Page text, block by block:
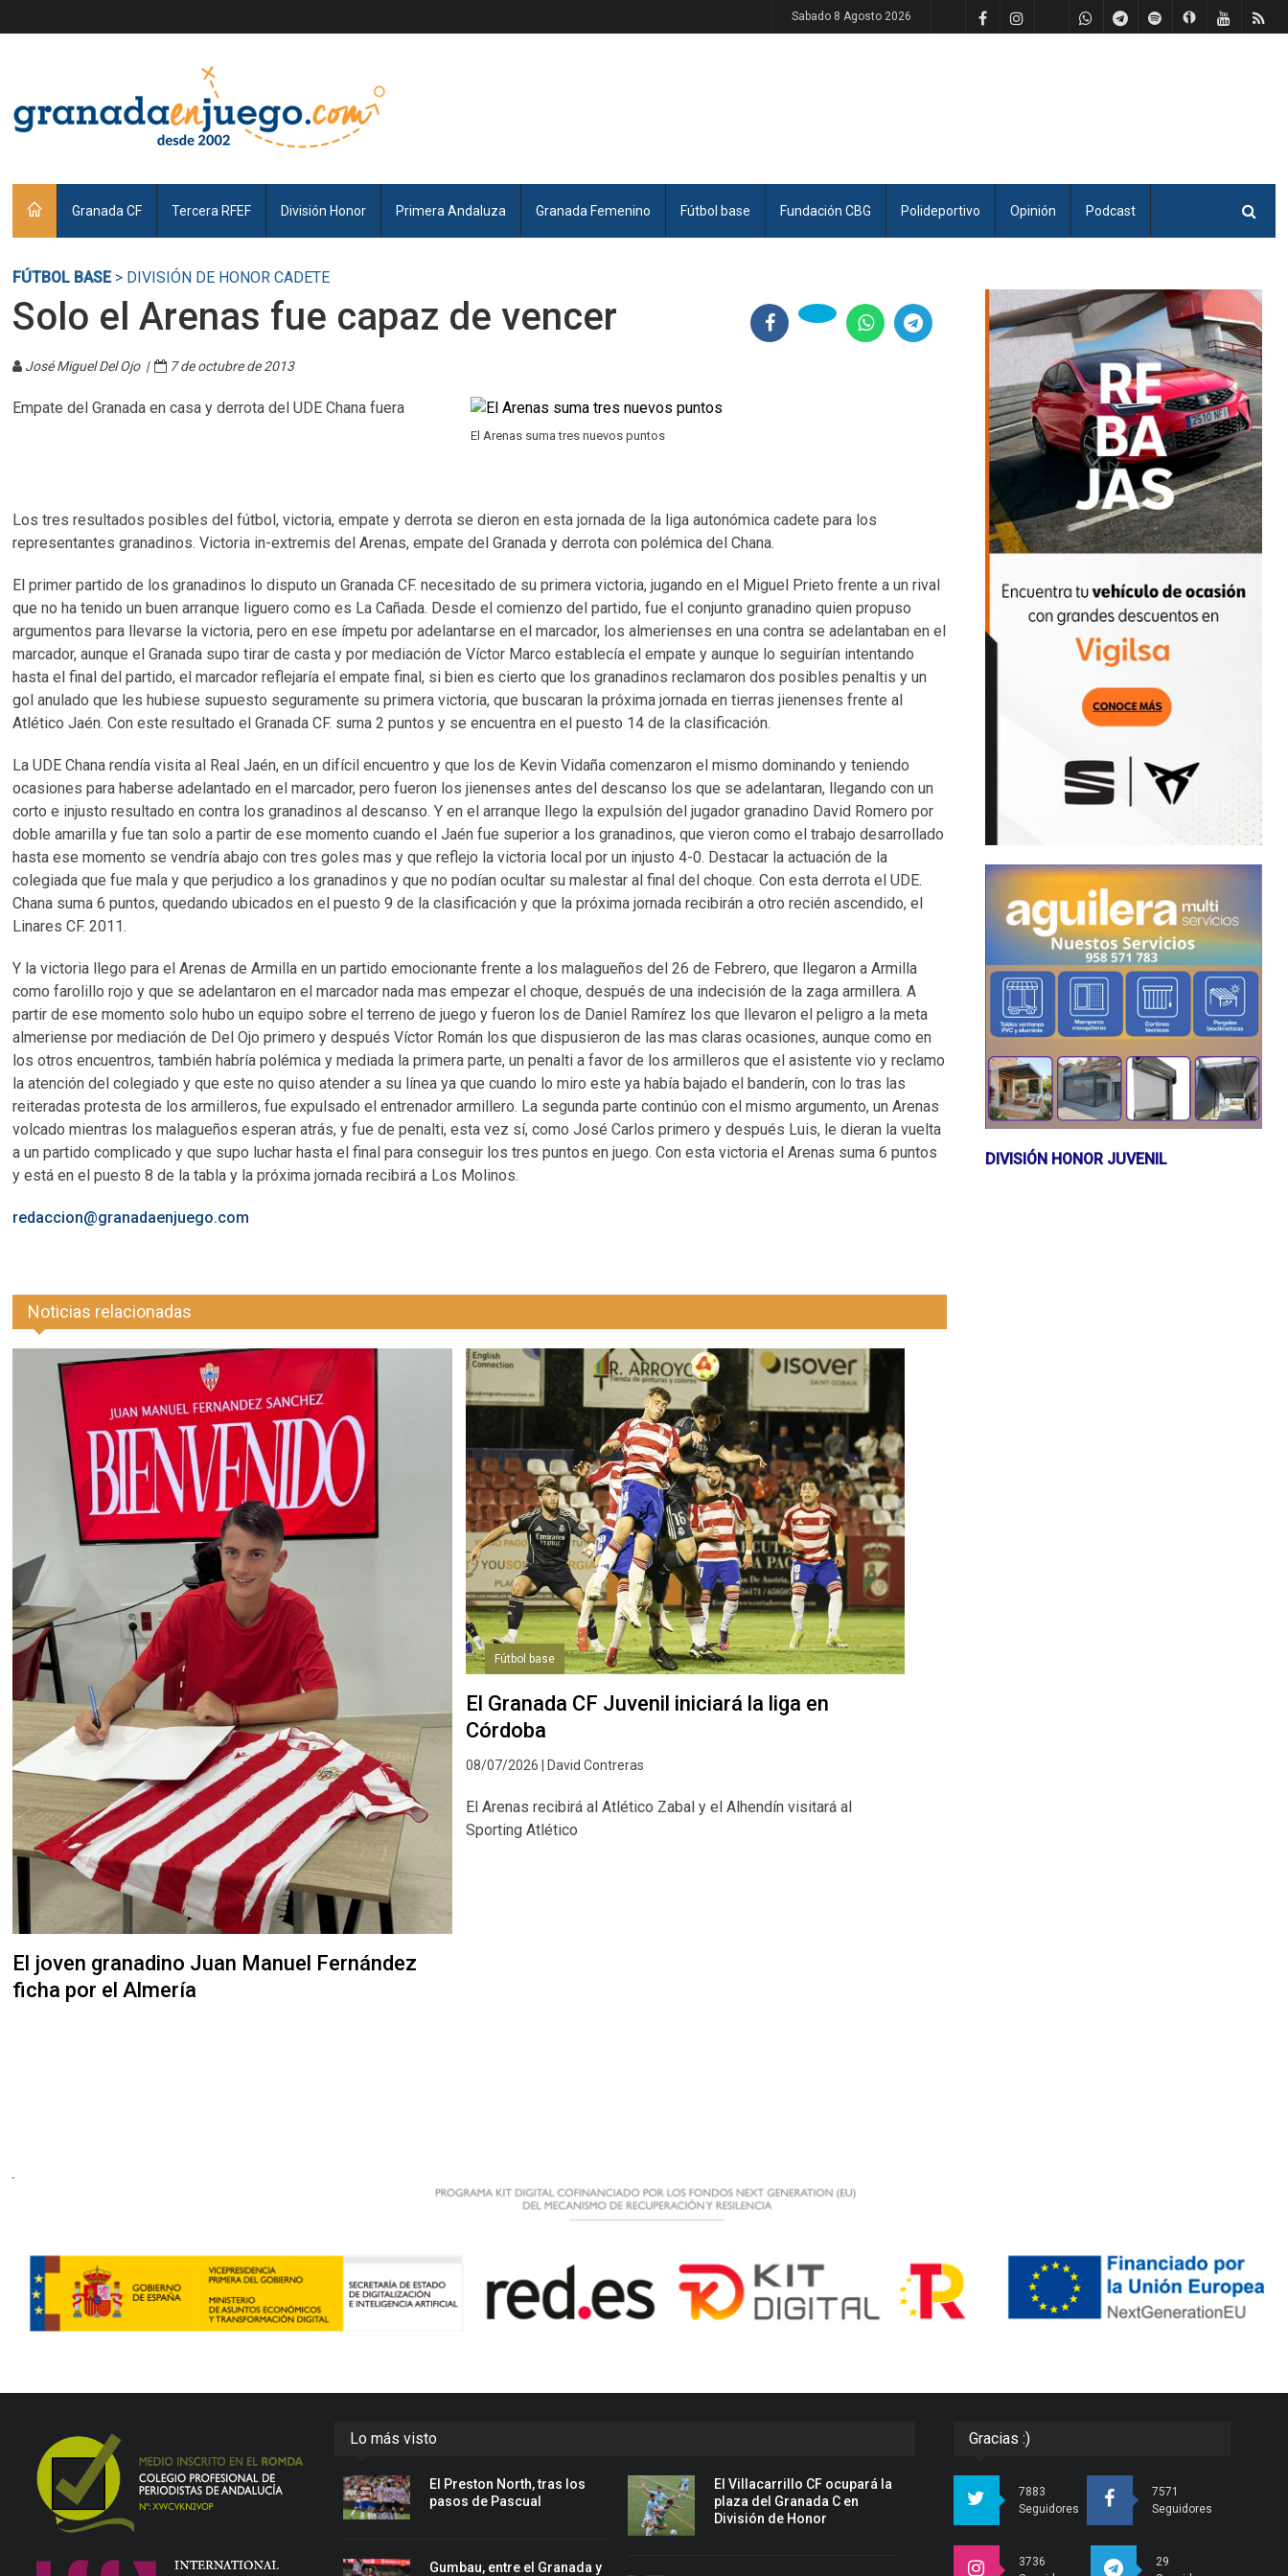
Sabado 8 Agosto 2026
Granada CF Tercera RFEF División Honor Primera Andaluza Granada Femenino Fútbol base Fundación CBG Polideportivo Opinión Podcast
FÚTBOL BASE> DIVISIÓN DE HONOR CADETE
Solo el Arenas fue capaz de vencer
José Miguel Del Ojo | 7 de octubre de 2013
El Arenas suma tres nuevos puntos
Empate del Granada en casa y derrota del UDE Chana fuera
Los tres resultados posibles del fútbol, victoria, empate y derrota se dieron en esta jornada de la liga autonómica cadete para los
representantes granadinos. Victoria in-extremis del Arenas, empate del Granada y derrota con polémica del Chana.
El primer partido de los granadinos lo disputo un Granada CF. necesitado de su primera victoria, jugando en el Miguel Prieto frente a un rival
que no ha tenido un buen arranque liguero como es La Cañada. Desde el comienzo del partido, fue el conjunto granadino quien propuso
argumentos para llevarse la victoria, pero en ese ímpetu por adelantarse en el marcador, los almerienses en una contra se adelantaban en el
marcador, aunque el Granada supo tirar de casta y por mediación de Víctor Marco establecía el empate y aunque lo seguirían intentando
hasta el final del partido, el marcador reflejaría el empate final, si bien es cierto que los granadinos reclamaron dos posibles penaltis y un
gol anulado que les hubiese supuesto seguramente su primera victoria, que buscaran la próxima jornada en tierras jienenses frente al
Atlético Jaén. Con este resultado el Granada CF. suma 2 puntos y se encuentra en el puesto 14 de la clasificación.
La UDE Chana rendía visita al Real Jaén, en un difícil encuentro y que los de Kevin Vidaña comenzaron el mismo dominando y teniendo
ocasiones para haberse adelantado en el marcador, pero fueron los jienenses antes del descanso los que se adelantaran, llegando con un
corto e injusto resultado en contra los granadinos al descanso. Y en el arranque llego la expulsión del jugador granadino David Romero por
doble amarilla y fue tan solo a partir de ese momento cuando el Jaén fue superior a los granadinos, que vieron como el trabajo desarrollado
hasta ese momento se vendría abajo con tres goles mas y que reflejo la victoria local por un injusto 4-0. Destacar la actuación de la
colegiada que fue mala y que perjudico a los granadinos y que no podían ocultar su malestar al final del choque. Con esta derrota el UDE.
Chana suma 6 puntos, quedando ubicados en el puesto 9 de la clasificación y que la próxima jornada recibirán a otro recién ascendido, el
Linares CF. 2011.
Y la victoria llego para el Arenas de Armilla en un partido emocionante frente a los malagueños del 26 de Febrero, que llegaron a Armilla
como farolillo rojo y que se adelantaron en el marcador nada mas empezar el choque, después de una indecisión de la zaga armillera. A
partir de ese momento solo hubo un equipo sobre el terreno de juego y fueron los de Daniel Ramírez los que llevaron el peligro a la meta
almeriense por mediación de Del Ojo primero y después Víctor Román los que dispusieron de las mas claras ocasiones, aunque como en
los otros encuentros, también habría polémica y mediada la primera parte, un penalti a favor de los armilleros que el asistente vio y reclamo
la atención del colegiado y que este no quiso atender a su línea ya que cuando lo miro este ya había bajado el banderín, con lo tras las
reiteradas protesta de los armilleros, fue expulsado el entrenador armillero. La segunda parte continúo con el mismo argumento, un Arenas
volcado mientras los malagueños esperan atrás, y fue de penalti, esta vez sí, como José Carlos primero y después Luis, le dieran la vuelta
a un partido complicado y que supo luchar hasta el final para conseguir los tres puntos en juego. Con esta victoria el Arenas suma 6 puntos
y está en el puesto 8 de la tabla y la próxima jornada recibirá a Los Molinos.
redaccion@granadaenjuego.com
Noticias relacionadas
El joven granadino Juan Manuel Fernández
ficha por el Almería
Fútbol base
El Granada CF Juvenil iniciará la liga en
Córdoba
08/07/2026 | David Contreras
El Arenas recibirá al Atlético Zabal y el Alhendín visitará al
Sporting Atlético
DIVISIÓN HONOR JUVENIL
Lo más visto
El Preston North, tras los
pasos de Pascual
Gumbau, entre el Granada y
El Villacarrillo CF ocupará la
plaza del Granada C en
División de Honor
Gracias :)
7883
Seguidores
7571
Seguidores
3736
29